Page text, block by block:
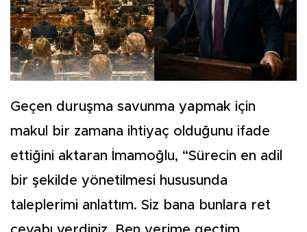
Geçen duruşma savunma yapmak için
makul bir zamana ihtiyaç olduğunu ifade
ettiğini aktaran İmamoğlu, “Sürecin en adil
bir şekilde yönetilmesi hususunda
taleplerimi anlattım. Siz bana bunlara ret